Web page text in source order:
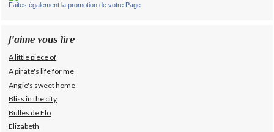
Faites également la promotion de votre Page
J'aime vous lire
A little piece of
A pirate's life for me
Angie's sweet home
Bliss in the city
Bulles de Flo
Elizabeth